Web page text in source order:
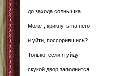
до захода солнышка.
Может, крикнуть на него
и уйти, поссорившись?
Только, если я уйду,
скукой двор заполнится.